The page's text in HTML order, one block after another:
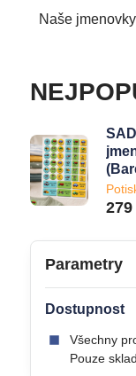
Naše
Parametry
Dostupnost
Všechny
Pouze